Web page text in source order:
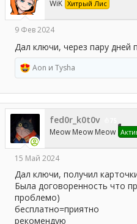
:
WiK Хитрый Лис
9 Фев 2024
Дал ключи, через пару дней
Р
е
а
к
ц
и
и
:
Aon и Tysha
fed0r_k0t0v
Meow Meow Meow
15 Май 2024
Дал ключи, получил
Была договоренность что
проблемо)
бесплатно=приятно
рекомендую